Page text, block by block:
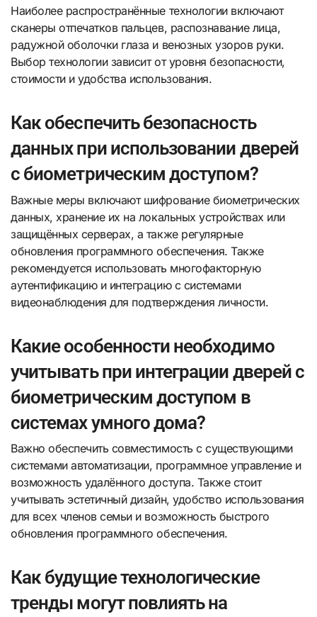
Наиболее распространённые технологии включают
сканеры отпечатков пальцев, распознавание лица,
радужной оболочки глаза и венозных узоров руки.
Выбор технологии зависит от уровня безопасности,
стоимости и удобства использования.
Как обеспечить безопасность
данных при использовании дверей
с биометрическим доступом?
Важные меры включают шифрование биометрических
данных, хранение их на локальных устройствах или
защищённых серверах, а также регулярные
обновления программного обеспечения. Также
рекомендуется использовать многофакторную
аутентификацию и интеграцию с системами
видеонаблюдения для подтверждения личности.
Какие особенности необходимо
учитывать при интеграции дверей с
биометрическим доступом в
системах умного дома?
Важно обеспечить совместимость с существующими
системами автоматизации, программное управление и
возможность удалённого доступа. Также стоит
учитывать эстетичный дизайн, удобство использования
для всех членов семьи и возможность быстрого
обновления программного обеспечения.
Как будущие технологические
тренды могут повлиять на